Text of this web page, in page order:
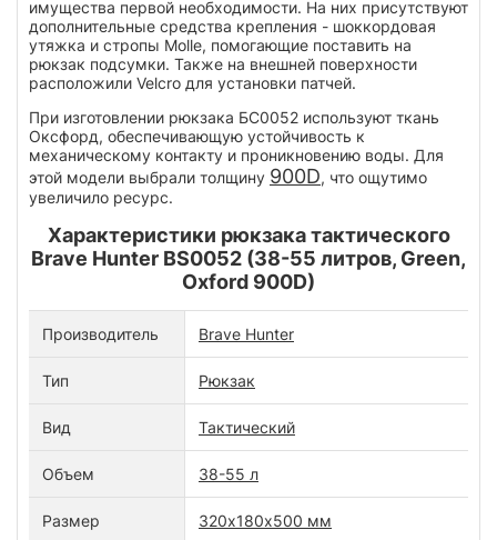
имущества первой необходимости. На них присутствуют
дополнительные средства крепления - шоккордовая
утяжка и стропы Molle, помогающие поставить на
рюкзак подсумки. Также на внешней поверхности
расположили Velcro для установки патчей.
При изготовлении рюкзака БС0052 используют ткань
Оксфорд, обеспечивающую устойчивость к
механическому контакту и проникновению воды. Для
этой модели выбрали толщину 900D, что ощутимо
увеличило ресурс.
Характеристики рюкзака тактического
Brave Hunter BS0052 (38-55 литров, Green,
Oxford 900D)
Производитель Brave Hunter
Тип Рюкзак
Вид Тактический
Объем 38-55 л
Размер 320х180х500 мм